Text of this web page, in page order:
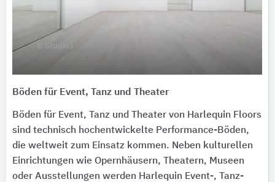
© Studio3
Böden für Event, Tanz und Theater
Böden für Event, Tanz und Theater von Harlequin Floors
sind technisch hochentwickelte Performance-Böden,
die weltweit zum Einsatz kommen. Neben kulturellen
Einrichtungen wie Opernhäusern, Theatern, Museen
oder Ausstellungen werden Harlequin Event-, Tanz-